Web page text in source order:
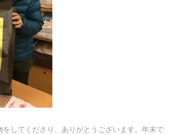
をしてくださり、ありがとうございます。年末で